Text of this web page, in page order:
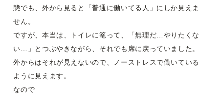
態でも、外から見ると「普通に働いてる人」にしか見えま
せん。
ですが、本当は、トイレに篭って、「無理だ…やりたくな
い…」とつぶやきながら、それでも席に戻っていました。
外からはそれが見えないので、ノーストレスで働いている
ように見えます。
なので